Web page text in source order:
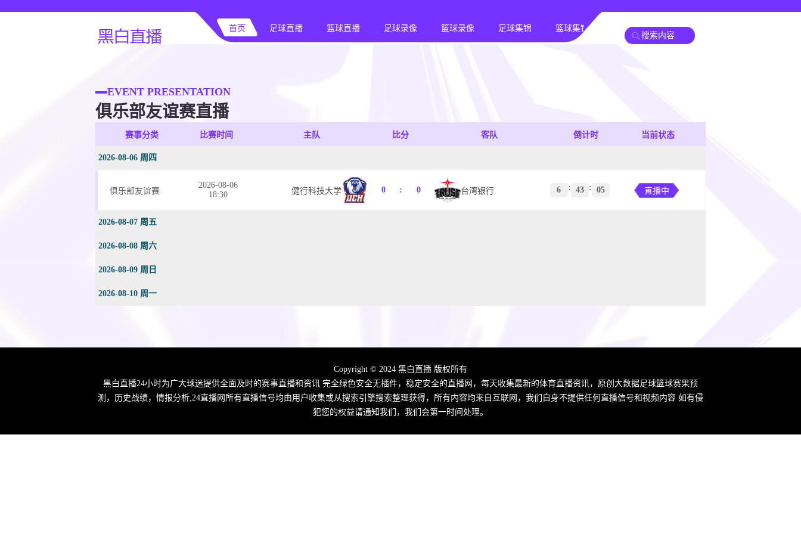
首页 足球直播 篮球直播 足球录像 篮球录像 足球集锦 篮球集锦 足球新闻 篮球新闻
EVENT PRESENTATION
俱乐部友谊赛直播
赛事分类 比赛时间 主队 比分 客队 倒计时 当前状态
2026-08-06 周四
俱乐部友谊赛
2026-08-06
18:30
健行科技大学 0 : 0 台湾银行 6 : 43 : 05 直播中
2026-08-07 周五
2026-08-08 周六
2026-08-09 周日
2026-08-10 周一
Copyright © 2024 黑白直播 版权所有
黑白直播24小时为广大球迷提供全面及时的赛事直播和资讯 完全绿色安全无插件，稳定安全的直播网，每天收集最新的体育直播资讯，原创大数据足球篮球赛果预
测，历史战绩，情报分析,24直播网所有直播信号均由用户收集或从搜索引擎搜索整理获得，所有内容均来自互联网，我们自身不提供任何直播信号和视频内容 如有侵
犯您的权益请通知我们，我们会第一时间处理。